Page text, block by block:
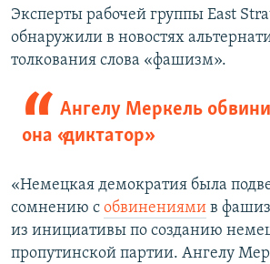
Эксперты рабочей группы East
обнаружили в новостях
толкования слова «фашизм».
Ангелу Меркель
она «диктатор»
«Немецкая демократия была
сомнению с обвинениями в
из инициативы по созданию
пропутинской партии. Ангелу